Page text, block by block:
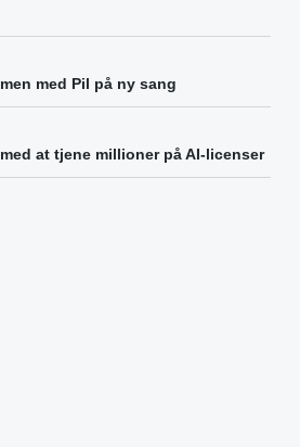
med Pil på ny sang
at tjene millioner på AI-licenser